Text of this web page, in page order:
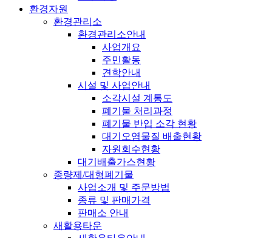
환경자원
환경관리소
환경관리소안내
사업개요
주민활동
견학안내
시설 및 사업안내
소각시설 계통도
폐기물 처리과정
폐기물 반입 소각 현황
대기오염물질 배출현황
자원회수현황
대기배출가스현황
종량제/대형폐기물
사업소개 및 주문방법
종류 및 판매가격
판매소 안내
새활용타운